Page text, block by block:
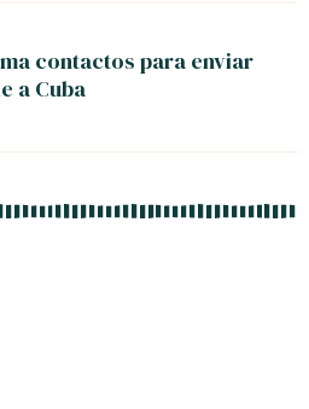
contactos para enviar
a Cuba